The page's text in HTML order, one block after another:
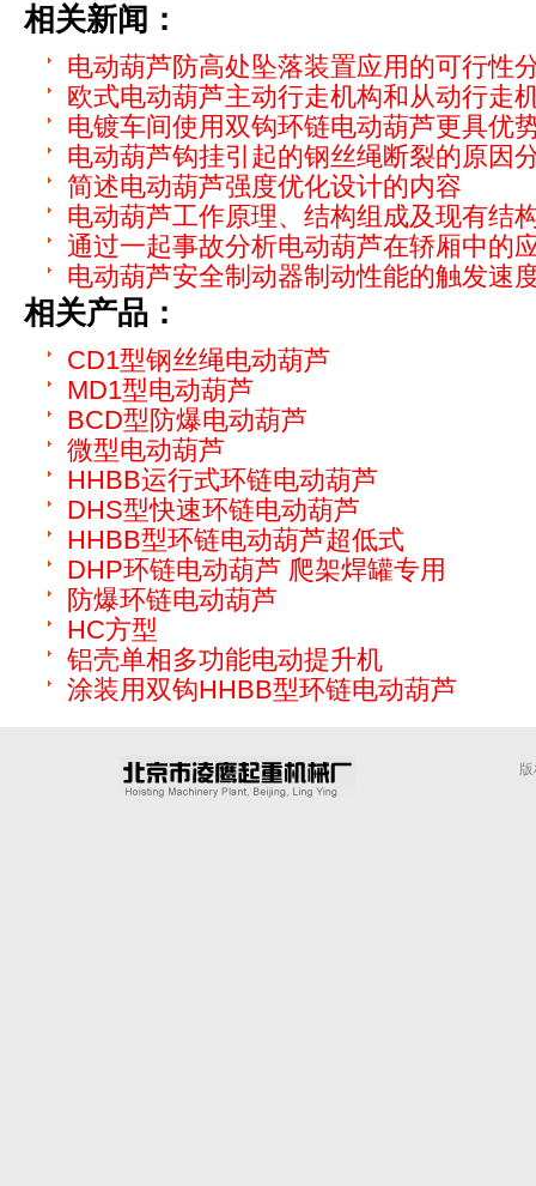
相关新闻：
电动葫芦防高处坠落装置应用的可行性
欧式电动葫芦主动行走机构和从动行走
电镀车间使用双钩环链电动葫芦更具优
电动葫芦钩挂引起的钢丝绳断裂的原因
简述电动葫芦强度优化设计的内容
电动葫芦工作原理、结构组成及现有结
通过一起事故分析电动葫芦在轿厢中的
电动葫芦安全制动器制动性能的触发速
相关产品：
CD1型钢丝绳电动葫芦
MD1型电动葫芦
BCD型防爆电动葫芦
微型电动葫芦
HHBB运行式环链电动葫芦
DHS型快速环链电动葫芦
HHBB型环链电动葫芦超低式
DHP环链电动葫芦 爬架焊罐专用
防爆环链电动葫芦
HC方型
铝壳单相多功能电动提升机
涂装用双钩HHBB型环链电动葫芦